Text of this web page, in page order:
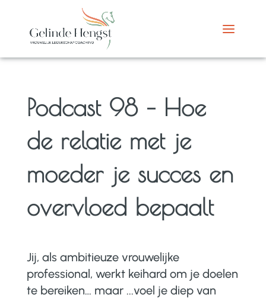
Podcast 98 – Hoe
de relatie met je
moeder je succes en
overvloed bepaalt
Jij, als ambitieuze vrouwelijke
professional, werkt keihard om je doelen
te bereiken… maar ...voel je diep van